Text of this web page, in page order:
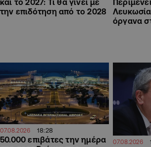
και το 2027: Τι θα γίνει με
την επιδότηση από το 2028
όργανα
07.08.2026 18:28
50.000 επιβάτες την ημέρα
07.08.2026